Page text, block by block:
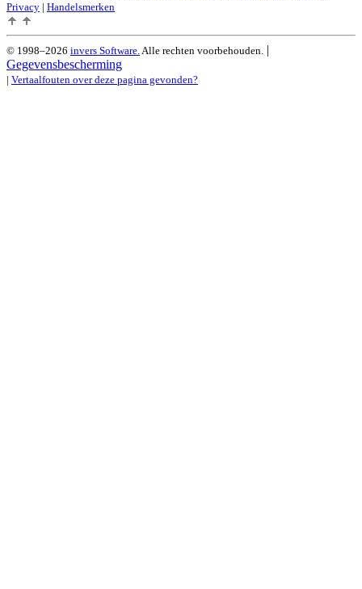
Privacy | Handelsmerken
© 1998–2026 invers Software.Alle rechten voorbehouden. |
Gegevensbescherming
| Vertaalfouten over deze pagina gevonden?